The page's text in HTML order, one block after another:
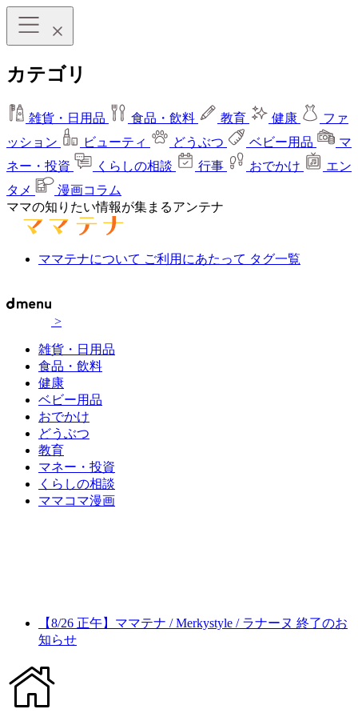
カテゴリ
雑貨・日用品 食品・飲料 教育 健康
ファ
ッション
ビューティ どうぶつ ベビー用品
マ
ネー・投資
くらしの相談 行事 おでかけ
エン
タメ
漫画コラム
ママの知りたい情報が集まるアンテナ
ママテナについて ご利用にあたって タグ一覧
>
雑貨・日用品
食品・飲料
健康
ベビー用品
おでかけ
どうぶつ
教育
マネー・投資
くらしの相談
ママコマ漫画
【8/26 正午】ママテナ / Merkystyle / ラナーヌ 終了のお
知らせ